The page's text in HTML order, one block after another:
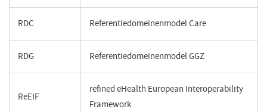
RDC Referentiedomeinenmodel Care
RDG Referentiedomeinenmodel GGZ
ReEIF
refined eHealth European Interoperability
Framework